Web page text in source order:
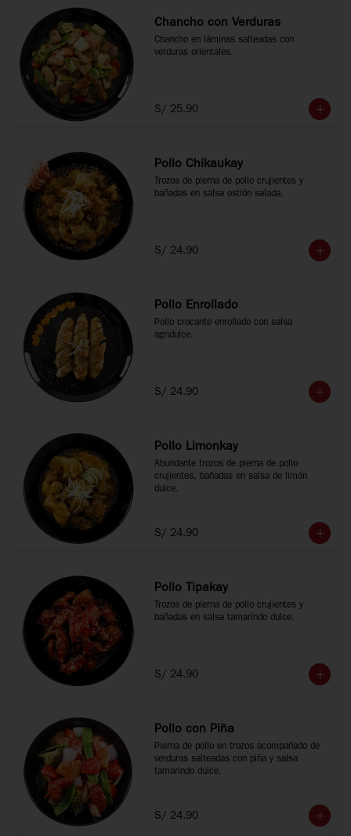
Chancho con Verduras
Chancho en láminas salteadas con
verduras orientales.
S/ 25.90
Pollo Chikaukay
Trozos de pierna de pollo crujientes y
bañadas en salsa ostión salada.
S/ 24.90
Pollo Enrollado
Pollo crocante enrollado con salsa
agridulce.
S/ 24.90
Pollo Limonkay
Abundante trozos de pierna de pollo
crujientes, bañadas en salsa de limón
dulce.
S/ 24.90
Pollo Tipakay
Trozos de pierna de pollo crujientes y
bañadas en salsa tamarindo dulce.
S/ 24.90
Pollo con Piña
Pierna de pollo en trozos acompañado de
verduras salteadas con piña y salsa
tamarindo dulce.
S/ 24.90